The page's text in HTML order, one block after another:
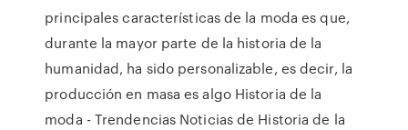
principales características de la moda es que,
durante la mayor parte de la historia de la
humanidad, ha sido personalizable, es decir, la
producción en masa es algo Historia de la
moda - Trendencias Noticias de Historia de la